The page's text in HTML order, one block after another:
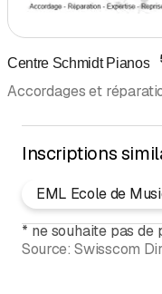
nos
les :
Centre Schmidt Pianos
Inscriptions
EML Ecole de
* ne souhaite pas de
Source: Swisscom